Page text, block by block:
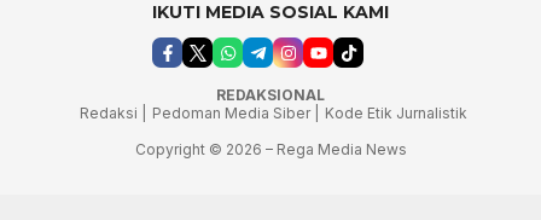
IKUTI MEDIA SOSIAL KAMI
REDAKSIONAL
Redaksi |
Pedoman Media Siber |
Kode Etik Jurnalistik
Copyright © 2026 – Rega Media News